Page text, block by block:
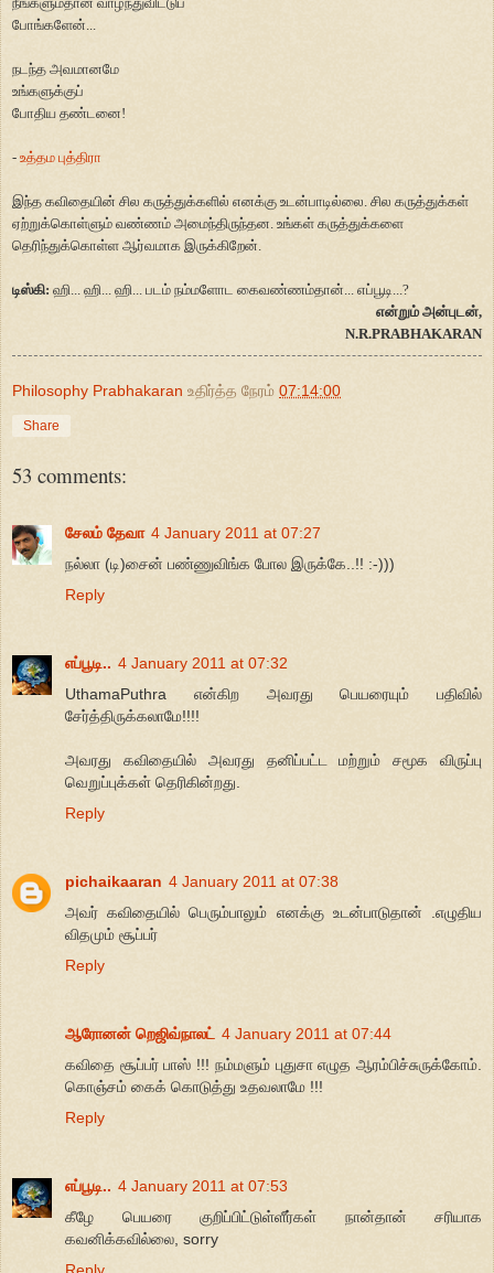
போங்களேன்...
நடந்த அவமானமே
உங்களுக்குப்
போதிய தண்டனை!
- உத்தம புத்திரா
இந்த கவிதையின் சில கருத்துக்களில் எனக்கு உடன்பாடில்லை. சில கருத்துக்கள்
ஏற்றுக்கொள்ளும் வண்ணம் அமைந்திருந்தன. உங்கள் கருத்துக்களை
தெரிந்துக்கொள்ள ஆர்வமாக இருக்கிறேன்.
டிஸ்கி: ஹி... ஹி... ஹி... படம் நம்மளோட கைவண்ணம்தான்... எப்பூடி...?
என்றும் அன்புடன்,
N.R.PRABHAKARAN
Philosophy Prabhakaran உதிர்த்த நேரம் 07:14:00
Share
53 comments:
சேலம் தேவா 4 January 2011 at 07:27
நல்லா (டி)சைன் பண்ணுவிங்க போல இருக்கே..!! :-)))
Reply
எப்பூடி.. 4 January 2011 at 07:32
UthamaPuthra என்கிற அவரது பெயரையும் பதிவில்
சேர்த்திருக்கலாமே!!!!
அவரது கவிதையில் அவரது தனிப்பட்ட மற்றும் சமூக விருப்பு
வெறுப்புக்கள் தெரிகின்றது.
Reply
pichaikaaran 4 January 2011 at 07:38
அவர் கவிதையில் பெரும்பாலும் எனக்கு உடன்பாடுதான் .எழுதிய
விதமும் சூப்பர்
Reply
ஆரோனன் றெஜிவ்நாலட் 4 January 2011 at 07:44
கவிதை சூப்பர் பாஸ் !!! நம்மளும் புதுசா எழுத ஆரம்பிச்சுருக்கோம்.
கொஞ்சம் கைக் கொடுத்து உதவலாமே !!!
Reply
எப்பூடி.. 4 January 2011 at 07:53
கீழே பெயரை குறிப்பிட்டுள்ளீர்கள் நான்தான் சரியாக
கவனிக்கவில்லை, sorry